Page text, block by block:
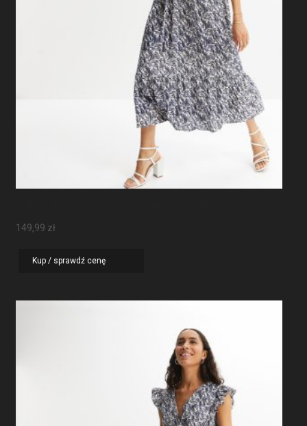
149,99 zł
Kup / sprawdź cenę